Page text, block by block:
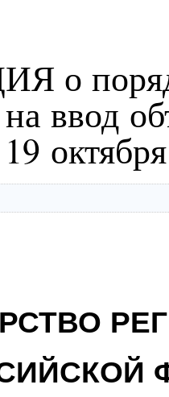
о
ввод